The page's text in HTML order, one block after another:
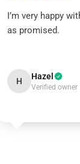
I’m very happy
as promised.
H Hazel
Verified owner